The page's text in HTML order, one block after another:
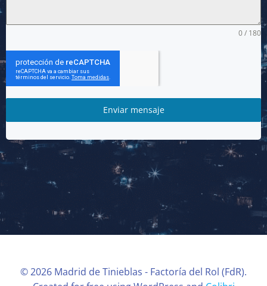
0 / 180
Enviar mensaje
© 2026 Madrid de Tinieblas - Factoría del Rol (FdR).